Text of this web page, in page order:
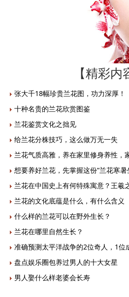
【精彩内
张大千18幅珍贵兰花图，功力深厚！
十种名贵的兰花欣赏图鉴
兰花鉴赏文化之拙见
给兰花分株技巧，这么做万无一失
兰花气质高雅，养在家里修身养性，
想要养好兰花，先掌握这份“兰花寒暑
兰花在中国史上有何特殊寓意？王羲
兰花的文化底蕴是什么，有什么含义
什么样的兰花可以在野外生长？
兰花在哪里自然生长？
准确预测太平洋战争的2位奇人，1位
盘点娱乐圈包养过男人的十大女星
男人娶什么样老婆会长寿